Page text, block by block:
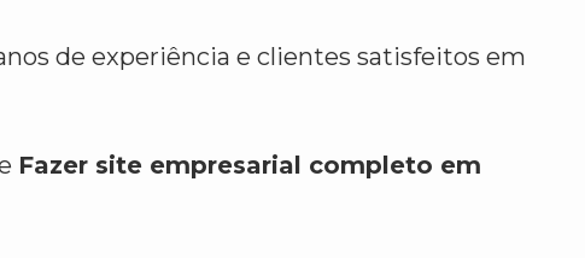
de experiência e clientes satisfeitos em
Fazer site empresarial completo em